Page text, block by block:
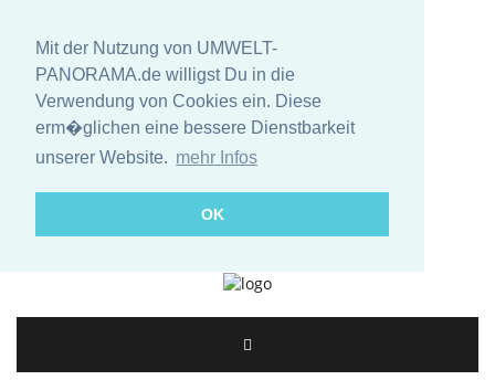
Mit der Nutzung von UMWELT-
PANORAMA.de willigst Du in die
Verwendung von Cookies ein. Diese
erm�glichen eine bessere Dienstbarkeit
unserer Website. mehr Infos
OK